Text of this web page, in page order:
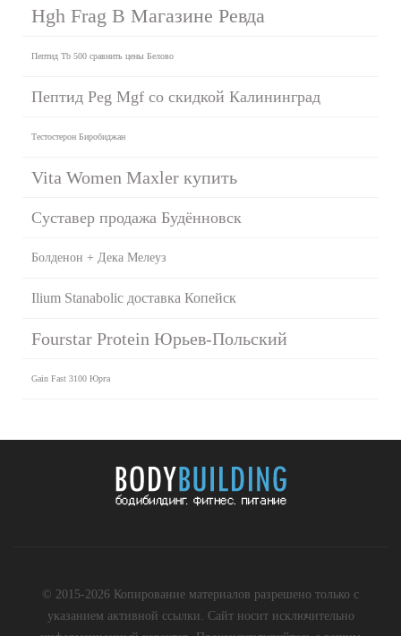
Hgh Frag В Магазине Ревда
Пептид Tb 500 сравнить цены Белово
Пептид Peg Mgf со скидкой Калининград
Тестостерон Биробиджан
Vita Women Maxler купить
Суставер продажа Будённовск
Болденон + Дека Мелеуз
Ilium Stanabolic доставка Копейск
Fourstar Protein Юрьев-Польский
Gain Fast 3100 Юрга
© 2015-2026 Копирование материалов разрешено только с
указанием активной ссылки. Сайт носит исключительно